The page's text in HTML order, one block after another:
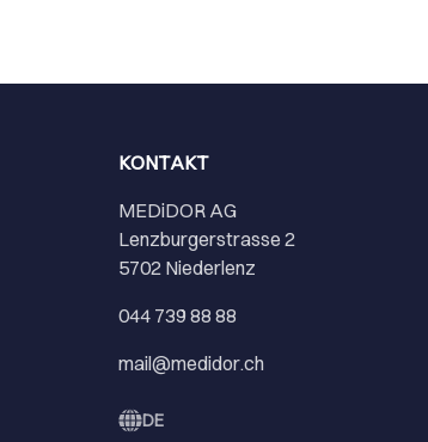
KONTAKT
MEDiDOR AG
Lenzburgerstrasse 2
5702 Niederlenz
044 739 88 88
mail@medidor.ch
DE